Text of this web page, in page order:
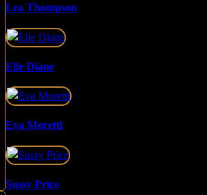
Lea Thompson
Elle Diane
Eva Moretti
Sussy Price